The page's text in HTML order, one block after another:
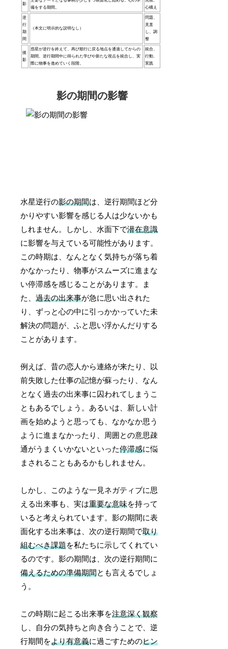
影
備をする期間。
心構え
逆
行
期
間
（本文に明示的な説明なし）
問題、
見直
し、調
整
後
影
惑星が逆行を終えて、再び順行に戻る地点を通過してからの
期間。逆行期間中に得られた学びや新たな視点を統合し、実
際に物事を進めていく段階。
統合、
行動、
実践
影の期間の影響
水星逆行の影の期間は、逆行期間ほど分
かりやすい影響を感じる人は少ないかも
しれません。しかし、水面下で潜在意識
に影響を与えている可能性があります。
この時期は、なんとなく気持ちが落ち着
かなかったり、物事がスムーズに進まな
い停滞感を感じることがあります。ま
た、過去の出来事が急に思い出された
り、ずっと心の中に引っかかっていた未
解決の問題が、ふと思い浮かんだりする
ことがあります。
例えば、昔の恋人から連絡が来たり、以
前失敗した仕事の記憶が蘇ったり、なん
となく過去の出来事に囚われてしまうこ
ともあるでしょう。あるいは、新しい計
画を始めようと思っても、なかなか思う
ように進まなかったり、周囲との意思疎
通がうまくいかないといった停滞感に悩
まされることもあるかもしれません。
しかし、このような一見ネガティブに思
える出来事も、実は重要な意味を持って
いると考えられています。影の期間に表
面化する出来事は、次の逆行期間で取り
組むべき課題を私たちに示してくれてい
るのです。影の期間は、次の逆行期間に
備えるための準備期間とも言えるでしょ
う。
この時期に起こる出来事を注意深く観察
し、自分の気持ちと向き合うことで、逆
行期間をより有意義に過ごすためのヒン